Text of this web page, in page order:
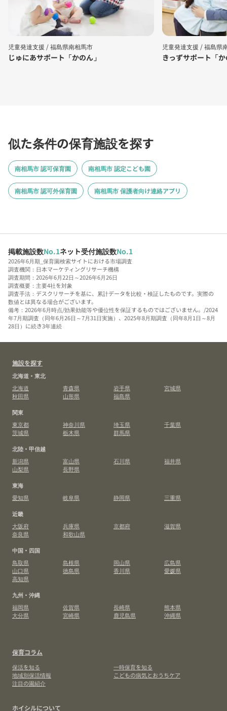
児童発達支援 /福島県南相馬市
じゅにあサポート「かのん」
児童発達支援 /福島県
きっずサポート「
似た条件の保育施設を探す
南相馬市 認可保育園 南相馬市 認定こども園
南相馬市 認可外保育園 南相馬市 保護者向け連絡アプリ
掲載施設数No.1ネット受付施設数No.1
2026年6月期_保育園検索サイトにおける市場調査
調査機関：日本マーケティングリサーチ機構
調査期間：2026年6月22日～2026年6月26日
調査概要：主要4社を対象
調査手法：デスクリサーチを基に、累計データを比較・検証したものです。実際の
数値とは異なる場合がございます。
備考：2026年6月時点/効果効能等や優位性を保証するものではございません。/2024
年7月期調査（同年6月26日～7月31日実施）、2025年8月期調査（同年8月1日～8月
28日）に続き3年連続
施設を探す
北海道・東北
北海道
青森県 岩手県
宮城県
秋田県
山形県
福島県
関東
東京都
神奈川県 埼玉県
千葉県
茨城県
栃木県
群馬県
北陸・甲信越
新潟県
富山県 石川県
福井県
山梨県
長野県
東海
愛知県
岐阜県 静岡県
三重県
近畿
大阪府
兵庫県 京都府
滋賀県
奈良県
和歌山県
中国・四国
鳥取県
島根県 岡山県
広島県
山口県
徳島県 香川県
愛媛県
高知県
九州・沖縄
福岡県
佐賀県 長崎県
熊本県
大分県
宮崎県 鹿児島県 沖縄県
保育コラム
保活を知る
一時保育を知る
地域別保活情報
こどもの病気とおうちケア
注目の園紹介
ホイシルについて